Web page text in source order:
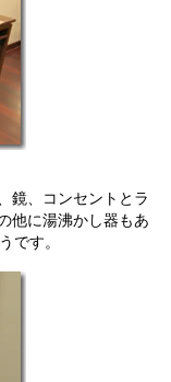
鏡、コンセントとラ
他に湯沸かし器もあ
です。